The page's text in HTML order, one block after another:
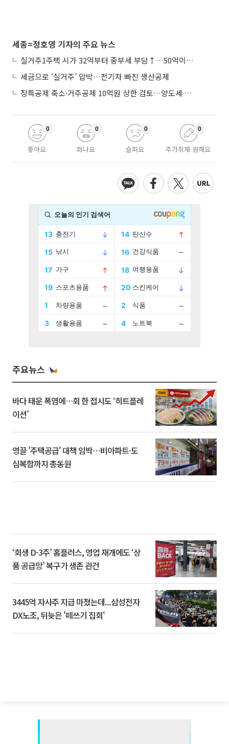
세종=정호영 기자의 주요 뉴스
실거주1주택 시가 32억부터 종부세 부담↑…50억이면 454→979만원
세금으로 ‘실거주’ 압박…전기차 빠진 생산공제
장특공제 축소·거주공제 10억원 상한 검토…양도세 실거주 중심 개편
좋아요
0
화나요
0
슬퍼요
0
추가취재 원해요
0
주요뉴스
바다 태운 폭염에…회 한 접시도 ‘히트플레
이션’
영끌 '주택공급' 대책 임박⋯비아파트·도
심복합까지 총동원
‘회생 D-3주’ 홈플러스, 영업 재개에도 ‘상
품 공급망’ 복구가 생존 관건
3445억 자사주 지급 마쳤는데...삼성전자
DX노조, 뒤늦은 '떼쓰기 집회'